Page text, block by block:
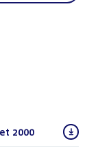
2000()